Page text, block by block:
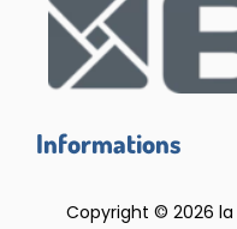
Informations
Copyright © 2026